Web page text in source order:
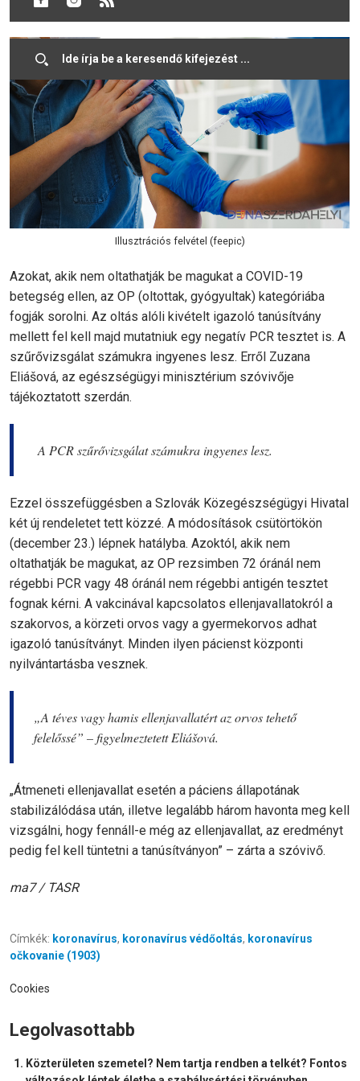
be nem oltható állampolgárok helyzete.
Illusztrációs felvétel (feepic)
Azokat, akik nem oltathatják be magukat a COVID-19
betegség ellen, az OP (oltottak, gyógyultak) kategóriába
fogják sorolni. Az oltás alóli kivételt igazoló tanúsítvány
mellett fel kell majd mutatniuk egy negatív PCR tesztet is. A
szűrővizsgálat számukra ingyenes lesz. Erről Zuzana
Eliášová, az egészségügyi minisztérium szóvivője
tájékoztatott szerdán.
A PCR szűrővizsgálat számukra ingyenes lesz.
Ezzel összefüggésben a Szlovák Közegészségügyi Hivatal
két új rendeletet tett közzé. A módosítások csütörtökön
(december 23.) lépnek hatályba. Azoktól, akik nem
oltathatják be magukat, az OP rezsimben 72 óránál nem
régebbi PCR vagy 48 óránál nem régebbi antigén tesztet
fognak kérni. A vakcinával kapcsolatos ellenjavallatokról a
szakorvos, a körzeti orvos vagy a gyermekorvos adhat
igazoló tanúsítványt. Minden ilyen pácienst központi
nyilvántartásba vesznek.
„A téves vagy hamis ellenjavallatért az orvos tehető
felelőssé” – figyelmeztetett Eliášová.
„Átmeneti ellenjavallat esetén a páciens állapotának
stabilizálódása után, illetve legalább három havonta meg kell
vizsgálni, hogy fennáll-e még az ellenjavallat, az eredményt
pedig fel kell tüntetni a tanúsítványon” – zárta a szóvivő.
ma7 / TASR
Címkék: koronavírus, koronavírus védőoltás, koronavírus
očkovanie (1903)
Cookies
Legolvasottabb
Közterületen szemetel? Nem tartja rendben a telkét? Fontos